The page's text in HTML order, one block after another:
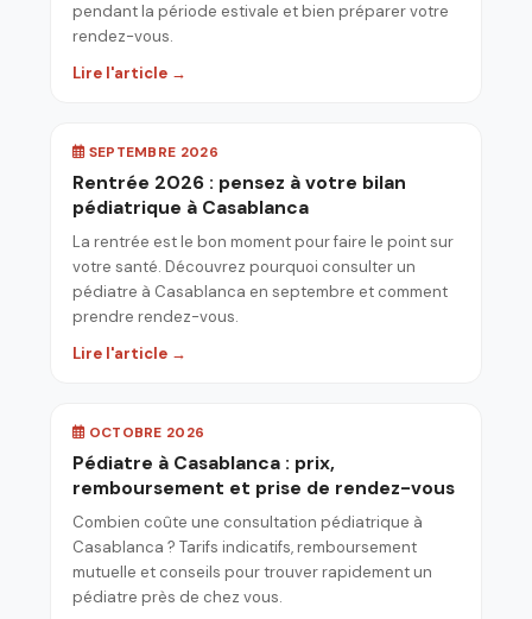
pendant la période estivale et bien préparer votre
rendez-vous.
Lire l'article →
SEPTEMBRE 2026
Rentrée 2026 : pensez à votre bilan
pédiatrique à Casablanca
La rentrée est le bon moment pour faire le point sur
votre santé. Découvrez pourquoi consulter un
pédiatre à Casablanca en septembre et comment
prendre rendez-vous.
Lire l'article →
OCTOBRE 2026
Pédiatre à Casablanca : prix,
remboursement et prise de rendez-vous
Combien coûte une consultation pédiatrique à
Casablanca ? Tarifs indicatifs, remboursement
mutuelle et conseils pour trouver rapidement un
pédiatre près de chez vous.